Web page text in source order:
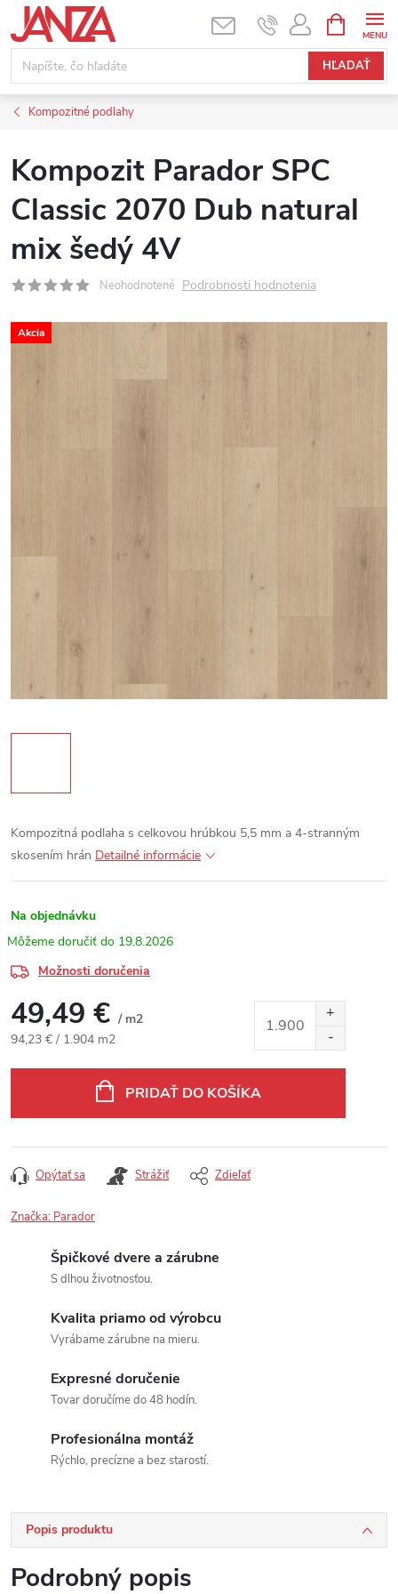
Prejsť na obsah
HĽADAŤ
Kompozitné podlahy
Kompozit Parador SPC
Classic 2070 Dub natural
mix šedý 4V
Neohodnotené Podrobnosti hodnotenia
Akcia
Kompozitná podlaha s celkovou hrúbkou 5,5 mm a 4-stranným
skosením hrán Detailné informácie
Na objednávku
19.8.2026
Možnosti doručenia
49,49 € / m2
Jednotková cena:
94,23 € / 1.904 m2
PRIDAŤ DO KOŠÍKA
Opýtať sa Strážiť Zdieľať
Značka: Parador
Špičkové dvere a zárubne
S dlhou životnosťou.
Kvalita priamo od výrobcu
Vyrábame zárubne na mieru.
Expresné doručenie
Tovar doručíme do 48 hodín.
Profesionálna montáž
Rýchlo, precízne a bez starostí.
Popis produktu
Podrobný popis